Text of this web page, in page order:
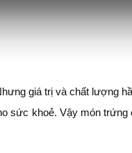
giá trị và chất lượng
sức khoẻ. Vậy món